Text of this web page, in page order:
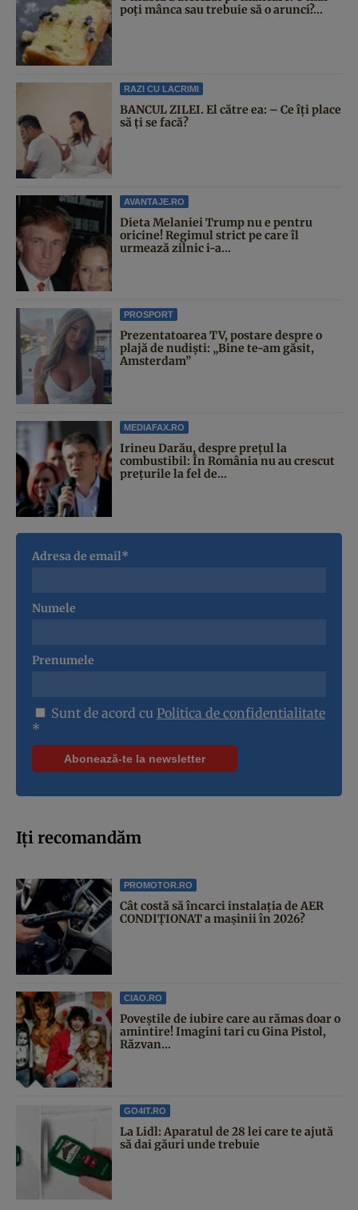
poți mânca sau trebuie să o arunci?...
RAZI CU LACRIMI
BANCUL ZILEI. El către ea: – Ce îți place
să ți se facă?
AVANTAJE.RO
Dieta Melaniei Trump nu e pentru
oricine! Regimul strict pe care îl
urmează zilnic i-a...
PROSPORT
Prezentatoarea TV, postare despre o
plajă de nudiști: „Bine te-am găsit,
Amsterdam”
MEDIAFAX.RO
Irineu Darău, despre prețul la
combustibil: În România nu au crescut
prețurile la fel de...
Adresa de email*
Numele
Prenumele
Sunt de acord cu Politica de confidentialitate
*
Iți recomandăm
PROMOTOR.RO
Cât costă să încarci instalația de AER
CONDIȚIONAT a mașinii în 2026?
CIAO.RO
Poveştile de iubire care au rămas doar o
amintire! Imagini tari cu Gina Pistol,
Răzvan...
GO4IT.RO
La Lidl: Aparatul de 28 lei care te ajută
să dai găuri unde trebuie